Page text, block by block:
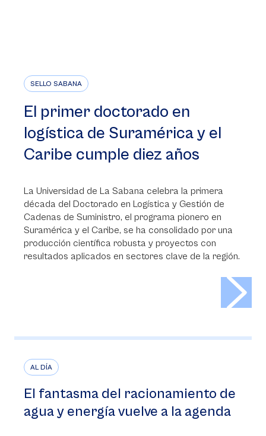
SELLO SABANA
El primer doctorado en
logística de Suramérica y el
Caribe cumple diez años
La Universidad de La Sabana celebra la primera
década del Doctorado en Logística y Gestión de
Cadenas de Suministro, el programa pionero en
Suramérica y el Caribe, se ha consolidado por una
producción científica robusta y proyectos con
resultados aplicados en sectores clave de la región.
AL DÍA
El fantasma del racionamiento de
agua y energía vuelve a la agenda